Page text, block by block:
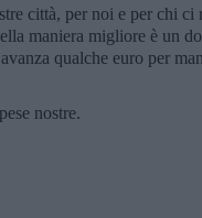
città, per noi e per chi ci
maniera migliore è un
qualche euro per
nostre.